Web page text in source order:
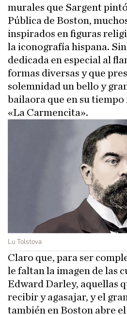
murales que Sargent
Pública de Boston,
inspirados en figuras
la iconografía hispana.
dedicada en especial al
formas diversas y que
solemnidad un bello y
bailaora que en su
«La Carmencita».
Lu Tolstova
Claro que, para ser
le faltan la imagen de las
Edward Darley, aquellas
recibir y agasajar, y el
también en Boston abre